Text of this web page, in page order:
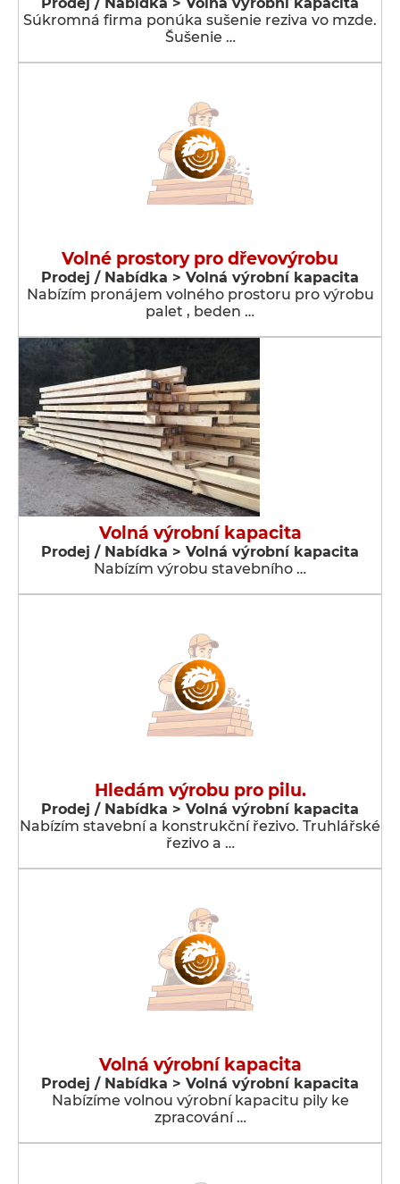
Súkromná firma ponúka sušenie reziva vo mzde.
Šušenie …
Volné prostory pro dřevovýrobu
Prodej / Nabídka > Volná výrobní kapacita
Nabízím pronájem volného prostoru pro výrobu
palet , beden …
Volná výrobní kapacita
Prodej / Nabídka > Volná výrobní kapacita
Nabízím výrobu stavebního …
Hledám výrobu pro pilu.
Prodej / Nabídka > Volná výrobní kapacita
Nabízím stavební a konstrukční řezivo. Truhlářské
řezivo a …
Volná výrobní kapacita
Prodej / Nabídka > Volná výrobní kapacita
Nabízíme volnou výrobní kapacitu pily ke
zpracování …